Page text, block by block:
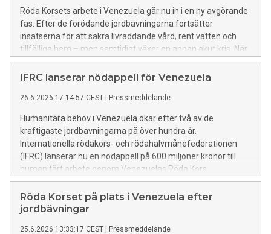
Röda Korsets arbete i Venezuela går nu in i en ny avgörande
fas. Efter de förödande jordbävningarna fortsätter
insatserna för att säkra livräddande vård, rent vatten och
tillfälliga hem – men samtidigt växer en annan akut kris. När
människor förlorar både sina närstående och sin trygghet
ökar behovet av professionellt stöd i att söka saknade
och kräver långsiktiga insatser.
IFRC lanserar nödappell för Venezuela
26.6.2026 17:14:57 CEST Pressmeddelande
Humanitära behov i Venezuela ökar efter två av de
kraftigaste jordbävningarna på över hundra år.
Internationella rödakors- och rödahalvmånefederationen
(IFRC) lanserar nu en nödappell på 600 miljoner kronor till
humanitärt arbete genom Venezuelas Röda Kors.
Röda Korset på plats i Venezuela efter
jordbävningar
25.6.2026 13:33:17 CEST Pressmeddelande